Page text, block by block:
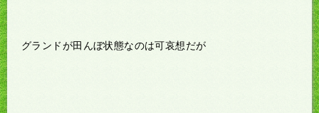
グランドが田んぼ状態なのは可哀想だが